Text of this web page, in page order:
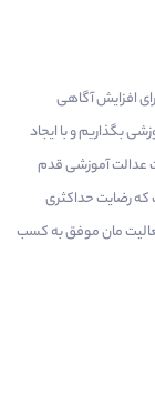
برای افزایش آگاهی
بگذاریم و با ایجاد
عدالت آموزشی قدم
رضایت حداکثری
مان موفق به کسب